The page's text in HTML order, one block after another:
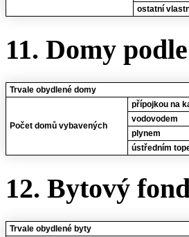
ostatní
11. Domy
Trvale obydlené domy
Počet domů vybavených
přípojkou na
vodovodem
plynem
ústředním
12. Bytový
Trvale obydlené byty